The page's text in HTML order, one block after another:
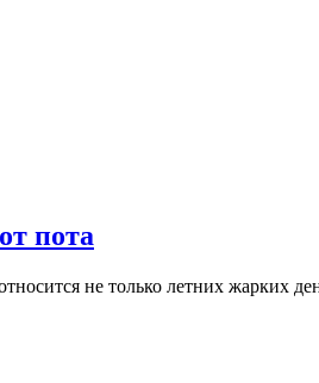
пота
не только летних жарких